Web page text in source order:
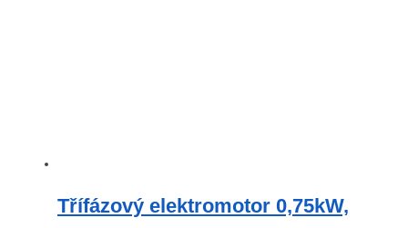
Třífázový elektromotor 0,75kW,